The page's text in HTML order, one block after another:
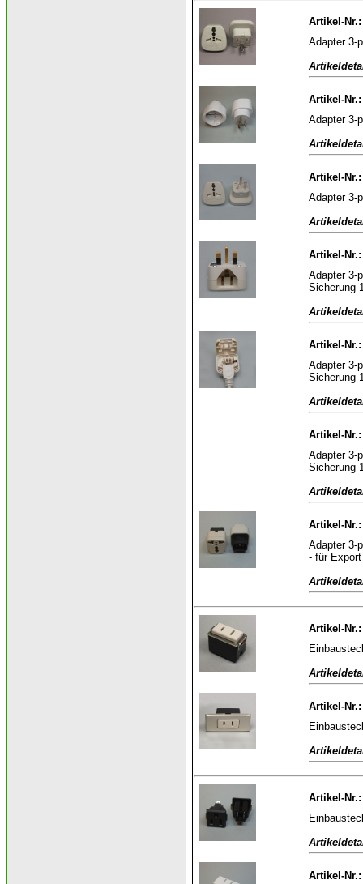
Artikel-Nr.:
Adapter 3-
Artikel-Nr.:
Adapter 3-
Artikel-Nr.:
Adapter 3-
Artikel-Nr.:
Adapter 3-
Sicherung
Artikel-Nr.:
Adapter 3-
Sicherung
Artikel-Nr.:
Adapter 3-
Sicherung
Artikel-Nr.:
Adapter 3-
- für
Artikel-Nr.:
Artikel-Nr.:
Artikel-Nr.:
Artikel-Nr.: